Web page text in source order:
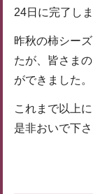
24日に完了しま
昨秋の柿シー
たが、皆さま
ができました。
これまで以上
是非おいで下さ